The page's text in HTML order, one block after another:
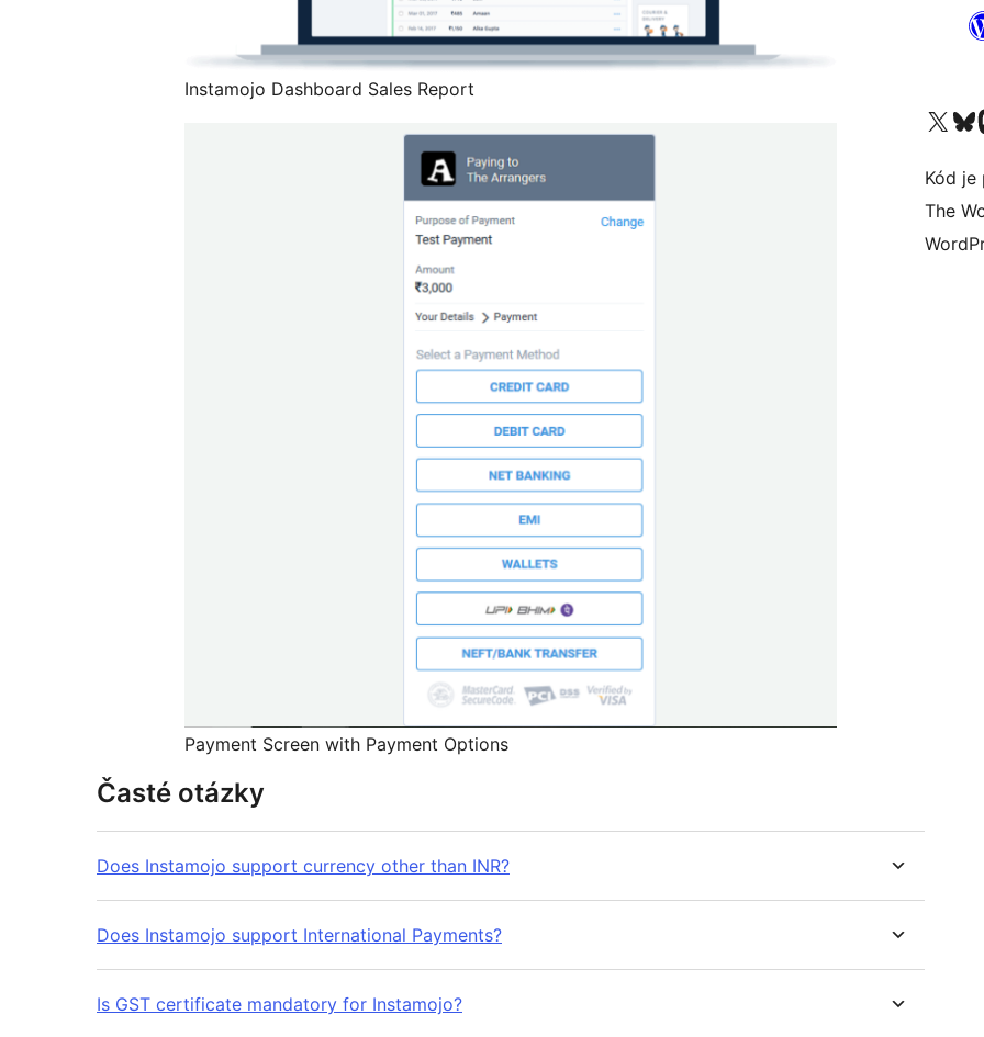
Instamojo Dashboard Sales Report
Payment Screen with Payment Options
Časté otázky
Does Instamojo support currency other than INR?
Does Instamojo support International Payments?
Is GST certificate mandatory for Instamojo?
Navštívte náš účet na
Navštívte
Kód je
The